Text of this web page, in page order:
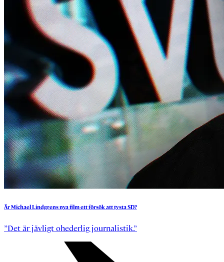
ÄrMichaelLindgrensnyafilmettförsökatttystaSD?
”Det är jävligt ohederlig journalistik.”